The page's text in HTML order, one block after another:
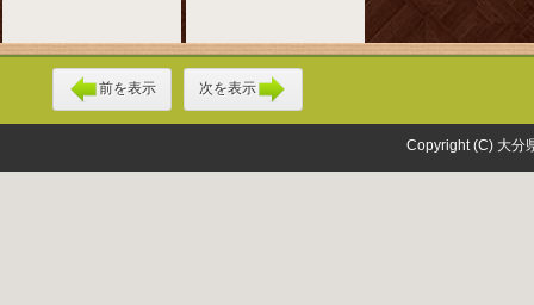
前を表示 次を表示
Copyright (C) 大分